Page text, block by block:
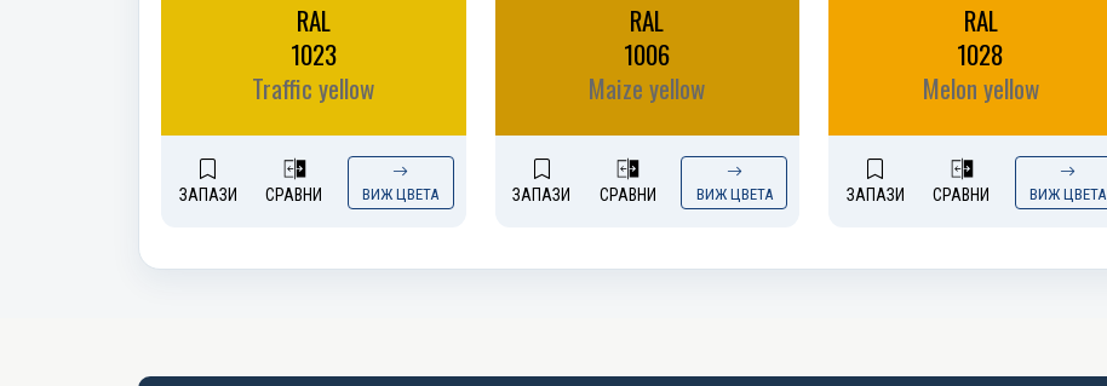
RAL
1023
Traffic yellow
ЗАПАЗИ СРАВНИ ВИЖ ЦВЕТА
RAL
1006
Maize yellow
ЗАПАЗИ СРАВНИ ВИЖ ЦВЕТА
RAL
1028
Melon yellow
ЗАПАЗИ СРАВНИ ВИЖ ЦВЕТА